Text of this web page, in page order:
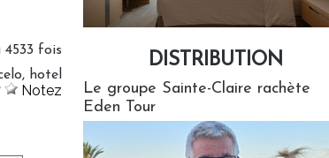
4533 fois
, hotel
Notez
DISTRIBUTION
Le groupe Sainte-Claire rachète
Eden Tour